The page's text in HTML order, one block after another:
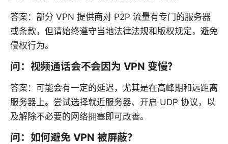
答案：部分 VPN 提供商对 P2P 流量有专门的服务器
或条款，但请始终遵守当地法律法规和版权规定，避免
侵权行为。
问：视频通话会不会因为 VPN 变慢？
答案：可能会有一定的延迟，尤其是在高峰期和远距离
服务器上。尝试选择就近服务器、开启 UDP 协议，以
及解除不必要的网络拥塞即可改善。
问：如何避免 VPN 被屏蔽？